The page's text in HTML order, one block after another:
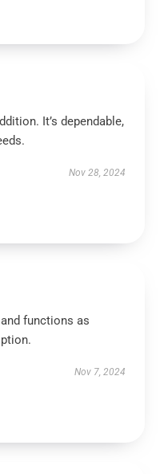
It’s dependable,
Nov 28, 2024
functions as
Nov 7, 2024